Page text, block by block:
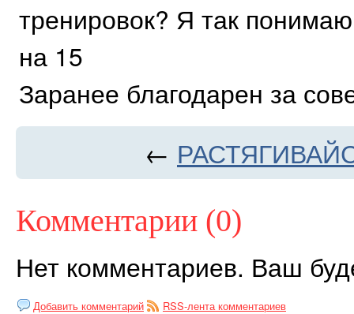
тренировок? Я так
на 15
Заранее благодарен за
←
Комментарии (0)
Нет комментариев. Ваш
Добавить комментарий RSS-лента комментариев